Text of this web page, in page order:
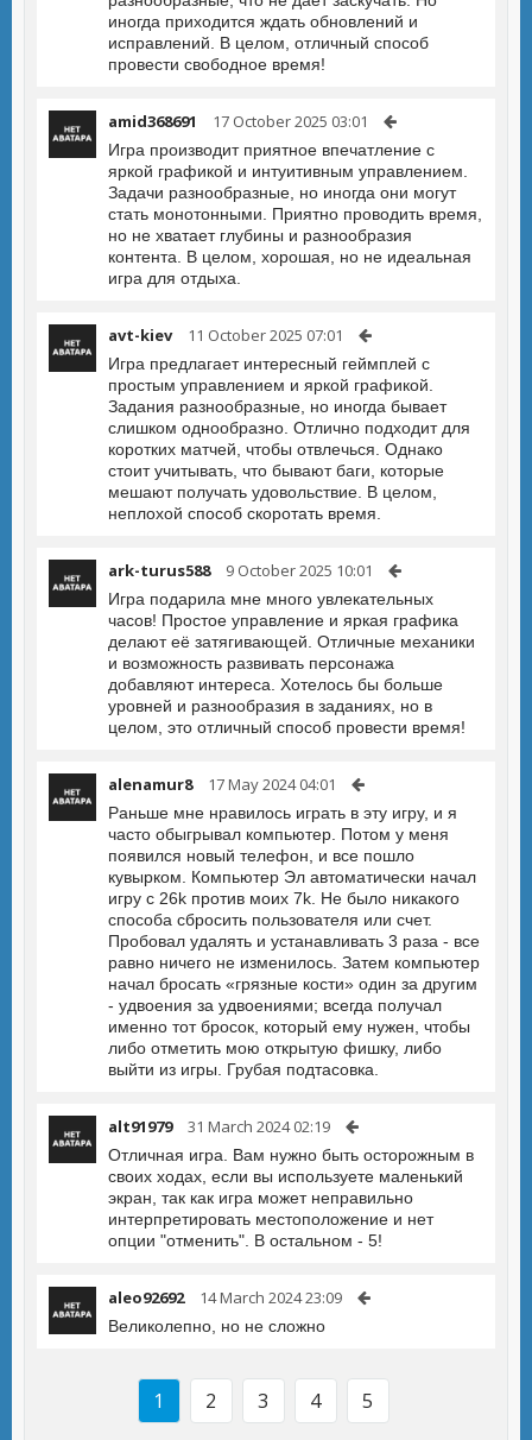
иногда приходится ждать обновлений и
исправлений. В целом, отличный способ
провести свободное время!
amid368691 17 October 2025 03:01
Игра производит приятное впечатление с
яркой графикой и интуитивным управлением.
Задачи разнообразные, но иногда они могут
стать монотонными. Приятно проводить время,
но не хватает глубины и разнообразия
контента. В целом, хорошая, но не идеальная
игра для отдыха.
avt-kiev 11 October 2025 07:01
Игра предлагает интересный геймплей с
простым управлением и яркой графикой.
Задания разнообразные, но иногда бывает
слишком однообразно. Отлично подходит для
коротких матчей, чтобы отвлечься. Однако
стоит учитывать, что бывают баги, которые
мешают получать удовольствие. В целом,
неплохой способ скоротать время.
ark-turus588 9 October 2025 10:01
Игра подарила мне много увлекательных
часов! Простое управление и яркая графика
делают её затягивающей. Отличные механики
и возможность развивать персонажа
добавляют интереса. Хотелось бы больше
уровней и разнообразия в заданиях, но в
целом, это отличный способ провести время!
alenamur8 17 May 2024 04:01
Раньше мне нравилось играть в эту игру, и я
часто обыгрывал компьютер. Потом у меня
появился новый телефон, и все пошло
кувырком. Компьютер Эл автоматически начал
игру с 26k против моих 7k. Не было никакого
способа сбросить пользователя или счет.
Пробовал удалять и устанавливать 3 раза - все
равно ничего не изменилось. Затем компьютер
начал бросать «грязные кости» один за другим
- удвоения за удвоениями; всегда получал
именно тот бросок, который ему нужен, чтобы
либо отметить мою открытую фишку, либо
выйти из игры. Грубая подтасовка.
alt91979 31 March 2024 02:19
Отличная игра. Вам нужно быть осторожным в
своих ходах, если вы используете маленький
экран, так как игра может неправильно
интерпретировать местоположение и нет
опции "отменить". В остальном - 5!
aleo92692 14 March 2024 23:09
Великолепно, но не сложно
1 2 3 4 5